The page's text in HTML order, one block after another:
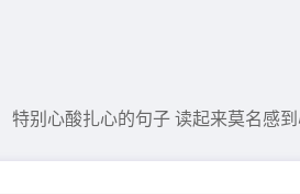
特别心酸扎心的句子 读起来莫名感